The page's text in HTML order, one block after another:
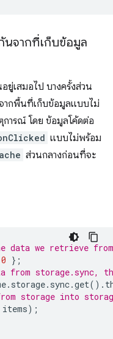
นจากที่เก็บข้อมูล
ยู่เสมอไป บางครั้งส่วน
ากพื้นที่เก็บข้อมูลแบบไม่
ารณ์ โดย ข้อมูลโค้ดต่อ
แบบไม่พร้อม
ส่วนกลางก่อนที่จะ
data we retrieve
0 };
from storage.sync,
. storage. sync.get().
storage into
items);